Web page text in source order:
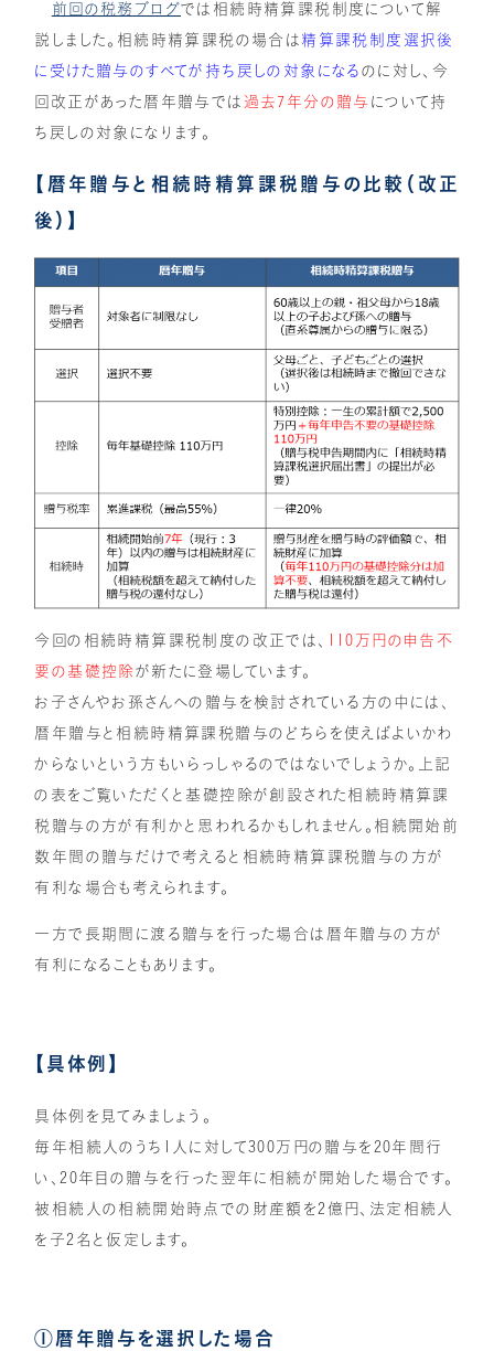
前回の税務ブログでは相続時精算課税制度について解
説しました。相続時精算課税の場合は 精算課税制度選択後
に受けた贈与のすべてが持ち戻しの対象になる のに対し、今
回改正があった暦年贈与では 過去7年分の贈与 について持
ち戻しの対象になります。
【暦年贈与と相続時精算課税贈与の比較（改正
後）】
今回の相続時精算課税制度の改正では、
110万円の申告不
要の基礎控除が新たに登場しています。
お子さんやお孫さんへの贈与を検討されている方の中には、
暦年贈与と相続時精算課税贈与のどちらを使えばよいかわ
からないという方もいらっしゃるのではないでしょうか。上記
の表をご覧いただくと基礎控除が創設された相続時精算課
税贈与の方が有利かと思われるかもしれません。相続開始前
数年間の贈与だけで考えると相続時精算課税贈与の方が
有利な場合も考えられます。
一方で長期間に渡る贈与を行った場合は暦年贈与の方が
有利になることもあります。
【具体例】
具体例を見てみましょう。
毎年相続人のうち1人に対して300万円の贈与を20年間行
い、20年目の贈与を行った翌年に相続が開始した場合です。
被相続人の相続開始時点での財産額を2億円、法定相続人
を子2名と仮定します。
①暦年贈与を選択した場合